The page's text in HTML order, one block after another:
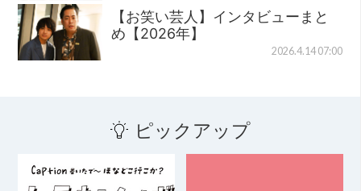
【お笑い芸人】インタビューまと
め【2026年】
2026.4.14 07:00
ピックアップ